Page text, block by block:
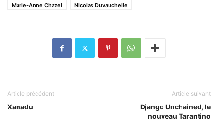
Marie-Anne Chazel
Nicolas Duvauchelle
Article précédent
Xanadu
Article suivant
Django Unchained, le
nouveau Tarantino